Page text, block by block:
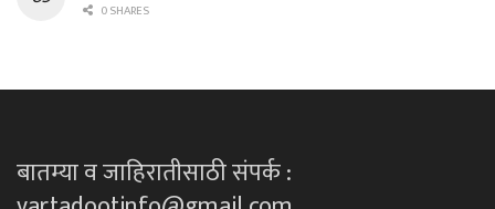
0 SHARES
बातम्या व जाहिरातीसाठी संपर्क :